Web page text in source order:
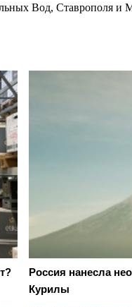
Вод, Ставрополя и
Россия нанесла
Курилы